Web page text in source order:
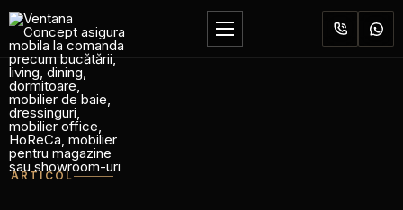
Sari
conținut
Deschide
ARTICOL